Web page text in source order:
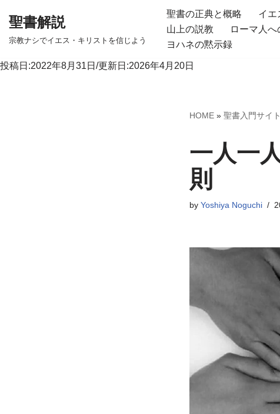
テ
聖書解説
宗教ナシでイエス・キリストを信じよう
聖書の正典と概略 イエ
山上の説教
ローマ人へ
ヨハネの黙示録
投稿日:2022年8月31日/更新日:2026年4月20日
HOME » 聖書入門サイト
一人一
則
by Yoshiya Noguchi